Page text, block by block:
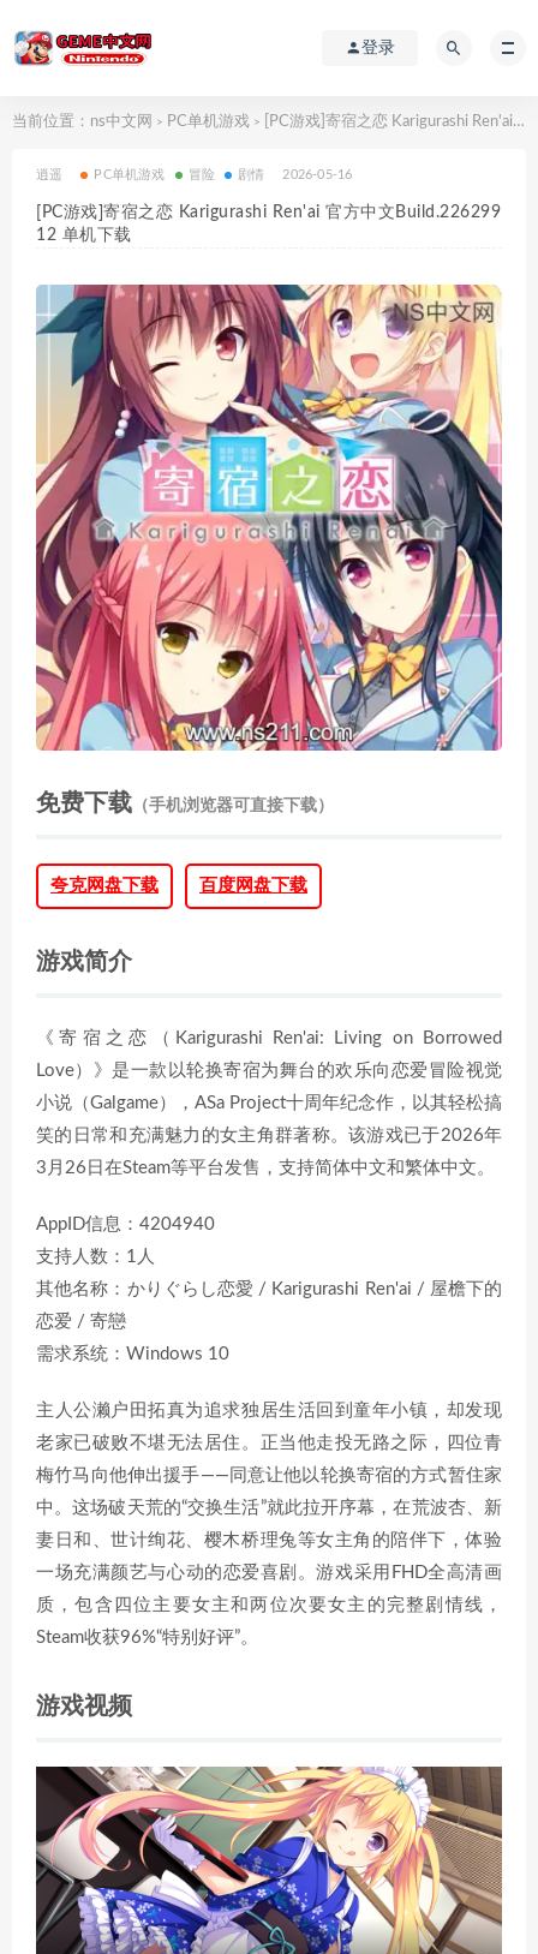
登录
当前位置： ns中文网 > PC单机游戏 > [PC游戏]寄宿之恋 Karigurashi Ren'ai 官方中文Build.22629912 单机下载
逍遥 PC单机游戏 冒险 剧情 2026-05-16
[PC游戏]寄宿之恋 Karigurashi Ren'ai 官方中文Build.226299
12 单机下载
免费下载 （手机浏览器可直接下载）
夸克网盘下载 百度网盘下载
游戏简介
《寄宿之恋（Karigurashi Ren'ai: Living on Borrowed
Love）》是一款以轮换寄宿为舞台的欢乐向恋爱冒险视觉
小说（Galgame），ASa Project十周年纪念作，以其轻松搞
笑的日常和充满魅力的女主角群著称。该游戏已于2026年
3月26日在Steam等平台发售，支持简体中文和繁体中文。
AppID信息：4204940
支持人数：1人
其他名称：かりぐらし恋愛 / Karigurashi Ren'ai / 屋檐下的
恋爱 / 寄戀
需求系统：Windows 10
主人公濑户田拓真为追求独居生活回到童年小镇，却发现
老家已破败不堪无法居住。正当他走投无路之际，四位青
梅竹马向他伸出援手——同意让他以轮换寄宿的方式暂住家
中。这场破天荒的“交换生活”就此拉开序幕，在荒波杏、新
妻日和、世计绚花、樱木桥理兔等女主角的陪伴下，体验
一场充满颜艺与心动的恋爱喜剧。游戏采用FHD全高清画
质，包含四位主要女主和两位次要女主的完整剧情线，
Steam收获96%“特别好评”。
游戏视频